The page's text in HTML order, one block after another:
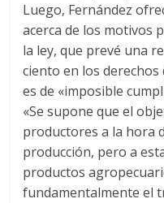
Luego, Fernández
acerca de los motivos
la ley, que prevé una
ciento en los
es de «imposible
«Se supone que el
productores a la hora
producción, pero a
productos
fundamentalmente el